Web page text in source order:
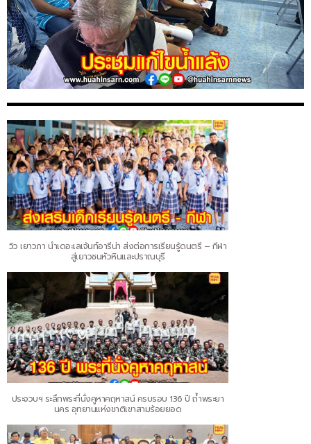
วิว เยาวภา นำเดอะเลเจ้นท์อารีน่า ส่งต่อการเรียนรู้ดนตรี – กีฬา
สู่เยาวชนหัวหินและปราณบุรี
ประจวบฯ ระลึกพระที่นั่งคูหาคฤหาสน์ ครบรอบ 136 ปี ถ้ำพระยา
นคร อุทยานแห่งชาติเขาสามร้อยยอด